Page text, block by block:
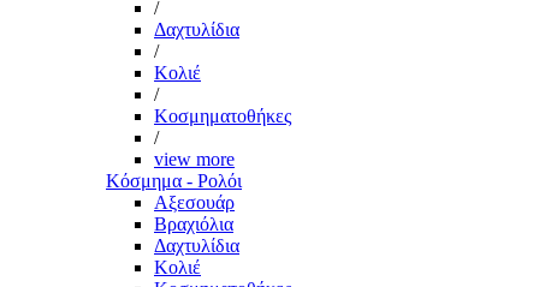
/
Δαχτυλίδια
/
Κολιέ
/
Κοσμηματοθήκες
/
view more
Κόσμημα - Ρολόι
Αξεσουάρ
Βραχιόλια
Δαχτυλίδια
Κολιέ